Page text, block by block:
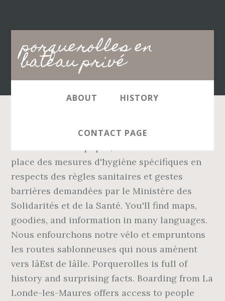
porquerolles en
bateau privé
Main
navigation
ABOUT HISTORY
CONTACT PAGE
Pour assurer la sécurité de nos passagers,
place des mesures d'hygiène spécifiques en
respects des règles sanitaires et gestes
barrières demandées par le Ministère des
Solidarités et de la Santé. You'll find maps,
goodies, and information in many languages.
Nous enfourchons notre vélo et empruntons
les routes sablonneuses qui nous amènent
vers lâEst de lâîle. Porquerolles is full of
history and surprising facts. Boarding from La
Londe-les-Maures offers access to people